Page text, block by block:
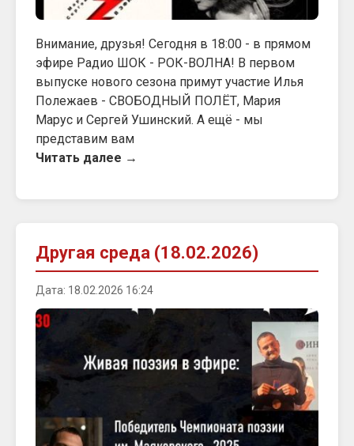
Внимание, друзья! Сегодня в 18:00 - в прямом
эфире Радио ШОК - РОК-ВОЛНА! В первом
выпуске нового сезона примут участие Илья
Полежаев - СВОБОДНЫЙ ПОЛЁТ, Мария
Марус и Сергей Ушинский. А ещё - мы
представим вам
Читать далее →
Другая среда (18.02.2026)
Дата: 18.02.2026 16:24